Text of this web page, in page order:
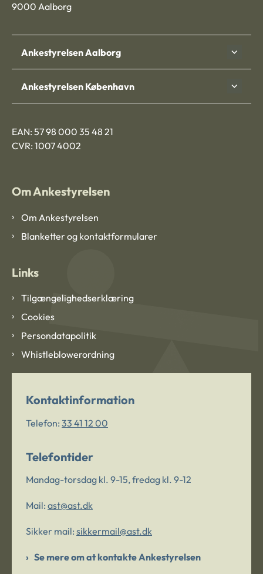
9000 Aalborg
Ankestyrelsen Aalborg
Ankestyrelsen København
EAN: 57 98 000 35 48 21
CVR: 1007 4002
Om Ankestyrelsen
Om Ankestyrelsen
Blanketter og kontaktformularer
Links
Tilgængelighedserklæring
Cookies
Persondatapolitik
Whistleblowerordning
Kontaktinformation
Telefon: 33 41 12 00
Telefontider
Mandag-torsdag kl. 9-15, fredag kl. 9-12
Mail: ast@ast.dk
Sikker mail: sikkermail@ast.dk
Se mere om at kontakte Ankestyrelsen